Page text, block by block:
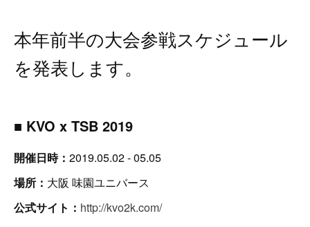
本年前半の大会参戦スケジュール
を発表します。
■ KVO x TSB 2019
開催日時： 2019.05.02 - 05.05
場所： 大阪 味園ユニバース
公式サイト： http://kvo2k.com/